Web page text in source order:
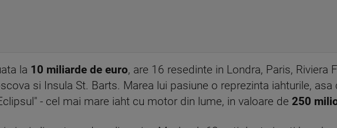
la 10 miliarde de euro, are 16 resedinte in Londra, Paris, Riviera
si Insula St. Barts. Marea lui pasiune o reprezinta iahturile,
- cel mai mare iaht cu motor din lume, in valoare de 250